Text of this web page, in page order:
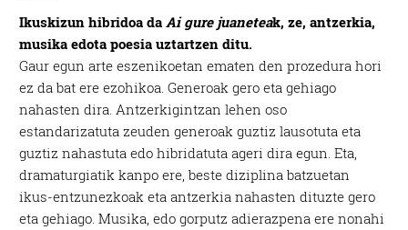
Ikuskizun hibridoa daAi gure juaneteak, ze, antzerkia,
musika edota poesia uztartzen ditu.
Gaur egun arte eszenikoetan ematen den prozedura hori
ez da bat ere ezohikoa. Generoak gero eta gehiago
nahasten dira. Antzerkigintzan lehen oso
estandarizatuta zeuden generoak guztiz lausotuta eta
guztiz nahastuta edo hibridatuta ageri dira egun. Eta,
dramaturgiatik kanpo ere, beste diziplina batzuetan
ikus-entzunezkoak eta antzerkia nahasten dituzte gero
eta gehiago. Musika, edo gorputz adierazpena ere nonahi